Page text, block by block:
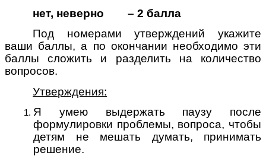
нет, неверно – 2 балла
Под номерами утверждений укажите
ваши баллы, а по окончании необходимо эти
баллы сложить и разделить на количество
вопросов.
Утверждения:
Я умею выдержать паузу после
формулировки проблемы, вопроса, чтобы
детям не мешать думать, принимать
решение.